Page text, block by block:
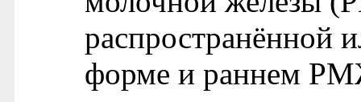
распространённой
форме и раннем